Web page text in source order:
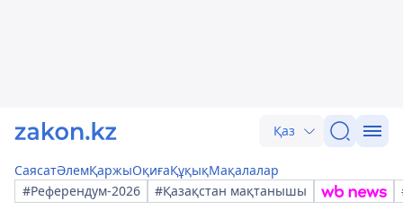
Қаз
СаясатӘлемҚаржыОқиғаҚұқықМақалалар
#Референдум-2026
#Қазақстан мақтанышы